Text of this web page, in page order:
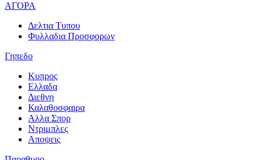
ΑΓΟΡΑ
Δελτια Τυπου
Φυλλαδια Προσφορων
Γηπεδο
Κυπρος
Ελλαδα
Διεθνη
Καλαθοσφαιρα
Αλλα Σπορ
Ντριμπλες
Αποψεις